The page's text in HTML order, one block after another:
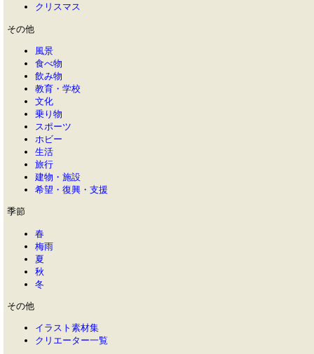
クリスマス
その他
風景
食べ物
飲み物
教育・学校
文化
乗り物
スポーツ
ホビー
生活
旅行
建物・施設
希望・復興・支援
季節
春
梅雨
夏
秋
冬
その他
イラスト素材集
クリエーター一覧